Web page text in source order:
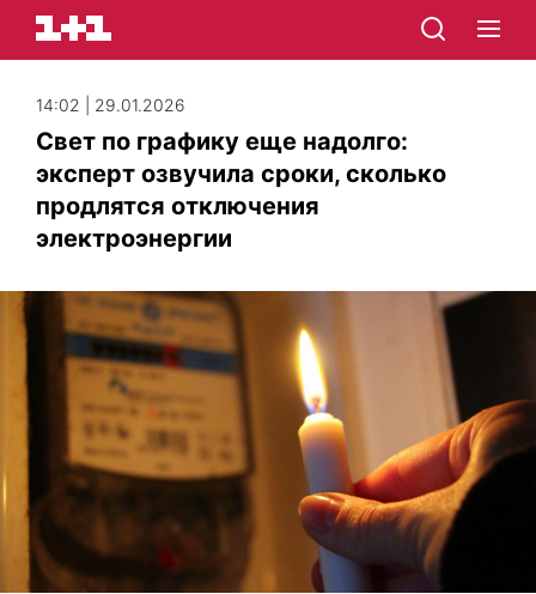
14:02 | 29.01.2026
Свет по графику еще надолго:
эксперт озвучила сроки, сколько
продлятся отключения
электроэнергии